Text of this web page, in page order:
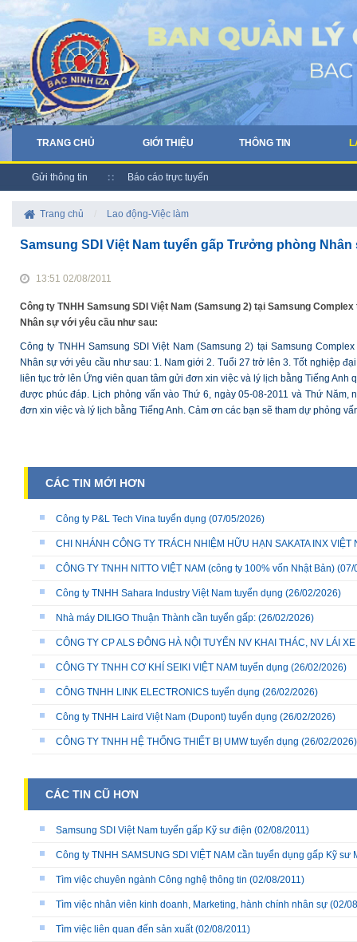
TRANG CHỦ GIỚI THIỆU THÔNG TIN
Gửi thông tin Báo cáo trực tuyến
Trang chủ Lao động-Việc làm
Samsung SDI Việt Nam tuyển gấp Trưởng phòng Nhân
13:51 02/08/2011
Công ty TNHH Samsung SDI Việt Nam (Samsung 2) tại Samsung
Nhân sự với yêu cầu như sau:
Công ty TNHH Samsung SDI Việt Nam (Samsung 2) tại Samsung
Nhân sự với yêu cầu như sau: 1. Nam giới 2. Tuổi 27 trở lên 3. Tốt nghiệp
liên tục trở lên Ứng viên quan tâm gửi đơn xin việc và lý lịch bằng Tiếng
được phúc đáp. Lịch phỏng vấn vào Thứ 6, ngày 05-08-2011 và Thứ Năm,
đơn xin việc và lý lịch bằng Tiếng Anh. Cảm ơn các bạn sẽ tham dự phỏng
CÁC TIN MỚI HƠN
Công ty P&L Tech Vina tuyển dụng (07/05/2026)
CHI NHÁNH CÔNG TY TRÁCH NHIỆM HỮU HẠN SAKATA INX
CÔNG TY TNHH NITTO VIỆT NAM (công ty 100% vốn Nhật Bản) (07/
Công ty TNHH Sahara Industry Việt Nam tuyển dụng (26/02/2026)
Nhà máy DILIGO Thuận Thành cần tuyển gấp: (26/02/2026)
CÔNG TY CP ALS ĐÔNG HÀ NỘI TUYỂN NV KHAI THÁC, NV LÁI
CÔNG TY TNHH CƠ KHÍ SEIKI VIỆT NAM tuyển dụng (26/02/2026)
CÔNG TNHH LINK ELECTRONICS tuyển dụng (26/02/2026)
Công ty TNHH Laird Việt Nam (Dupont) tuyển dụng (26/02/2026)
CÔNG TY TNHH HỆ THỐNG THIẾT BỊ UMW tuyển dụng (26/02/2026)
CÁC TIN CŨ HƠN
Samsung SDI Việt Nam tuyển gấp Kỹ sư điện (02/08/2011)
Công ty TNHH SAMSUNG SDI VIỆT NAM cần tuyển dụng gấp Kỹ sư
Tìm việc chuyên ngành Công nghệ thông tin (02/08/2011)
Tìm việc nhân viên kinh doanh, Marketing, hành chính nhân sự (02/
Tìm việc liên quan đến sản xuất(02/08/2011)